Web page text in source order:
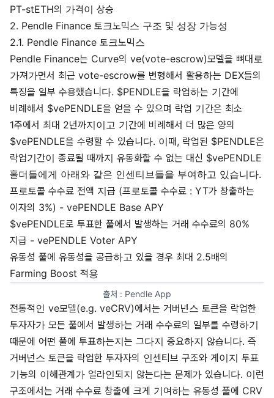
PT-stETH의 가격이 상승
2. Pendle Finance 토크노믹스 구조 및 성장 가능성
2.1. Pendle Finance 토크노믹스
Pendle Finance는 Curve의 ve(vote-escrow)모델을 뼈대로
가져가면서 최근 vote-escrow를 변형해서 활용하는 DEX들의
특징을 일부 수용했습니다. $PENDLE을 락업하는 기간에
비례해서 $vePENDLE을 얻을 수 있으며 락업 기간은 최소
1주에서 최대 2년까지이고 기간에 비례해서 더 많은 양의
$vePENDLE을 수령할 수 있습니다. 이때, 락업된 $PENDLE은
락업기간이 종료될 때까지 유동화할 수 없는 대신 $vePENDLE
홀더들에게 아래와 같은 인센티브들을 부여하고 있습니다.
프로토콜 수수료 전액 지급 (프로토콜 수수료 : YT가 창출하는
이자의 3%) - vePENDLE Base APY
$vePENDLE로 투표한 풀에서 발생하는 거래 수수료의 80%
지급 - vePENDLE Voter APY
유동성 풀에 유동성을 공급하고 있을 경우 최대 2.5배의
Farming Boost 적용
출처 : Pendle App
전통적인 ve모델(e.g. veCRV)에서는 거버넌스 토큰을 락업한
투자자가 모든 풀에서 발생하는 거래 수수료의 일부를 수령하기
때문에 어떤 풀에 투표하는지는 그다지 중요하지 않습니다. 즉
거버넌스 토큰을 락업한 투자자의 인센티브 구조와 게이지 투표
기능의 이해관계가 얼라인되지 않는다는 문제가 있습니다. 이런
구조에서는 거래 수수료 창출에 크게 기여하는 유동성 풀에 CRV